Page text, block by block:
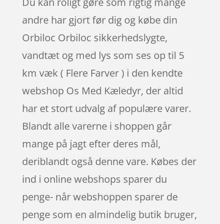
andre har gjort før dig og købe din
Orbiloc Orbiloc sikkerhedslygte,
vandtæt og med lys som ses op til 5
km væk ( Flere Farver ) i den kendte
webshop Os Med Kæledyr, der altid
har et stort udvalg af populære varer.
Blandt alle varerne i shoppen går
mange på jagt efter deres mål,
deriblandt også denne vare. Købes der
ind i online webshops sparer du
penge- når webshoppen sparer de
penge som en almindelig butik bruger,